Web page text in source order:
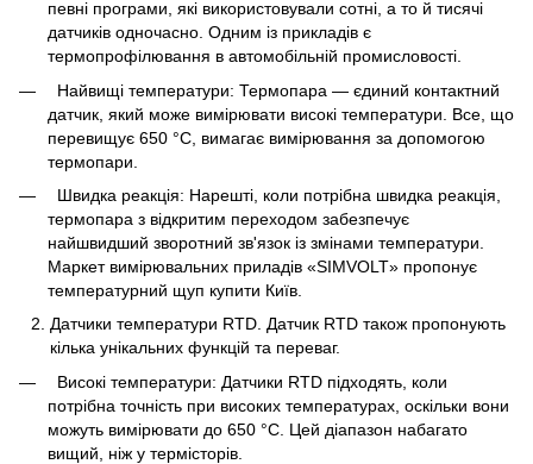
певні програми, які використовували сотні, а то й тисячі
датчиків одночасно. Одним із прикладів є
термопрофілювання в автомобільній промисловості.
Найвищі температури: Термопара — єдиний контактний
датчик, який може вимірювати високі температури. Все, що
перевищує 650 °C, вимагає вимірювання за допомогою
термопари.
Швидка реакція: Нарешті, коли потрібна швидка реакція,
термопара з відкритим переходом забезпечує
найшвидший зворотний зв'язок із змінами температури.
Маркет вимірювальних приладів «SIMVOLT» пропонує
температурний щуп купити Київ.
Датчики температури RTD. Датчик RTD також пропонують
кілька унікальних функцій та переваг.
Високі температури: Датчики RTD підходять, коли
потрібна точність при високих температурах, оскільки вони
можуть вимірювати до 650 °C. Цей діапазон набагато
вищий, ніж у термісторів.